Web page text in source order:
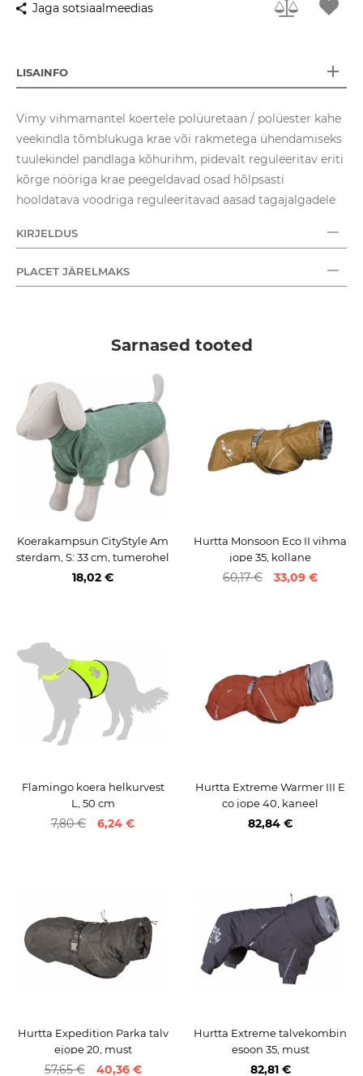
Jaga sotsiaalmeedias
LISAINFO
Vimy vihmamantel koertele polüuretaan / polüester kahe
veekindla tõmblukuga krae või rakmetega ühendamiseks
tuulekindel pandlaga kõhurihm, pidevalt reguleeritav eriti
kõrge nööriga krae peegeldavad osad hõlpsasti
hooldatava voodriga reguleeritavad aasad tagajalgadele
KIRJELDUS
PLACET JÄRELMAKS
Sarnased tooted
Koerakampsun CityStyle Am
sterdam, S: 33 cm, tumerohel
ine
18,02 €
Hurtta Monsoon Eco II vihma
jope 35, kollane
60,17 € 33,09 €
Flamingo koera helkurvest
L, 50 cm
7,80 € 6,24 €
Hurtta Extreme Warmer III E
co jope 40, kaneel
82,84 €
Hurtta Expedition Parka talv
ejope 20, must
57,65 € 40,36 €
Hurtta Extreme talvekombin
esoon 35, must
82,81 €